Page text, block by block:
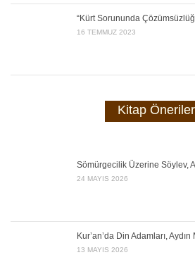
“Kürt Sorununda
16 TEMMUZ 2023
Kitap
Sömürgecilik Üzerine Söylev,
24 MAYIS 2026
Kur’an’da Din Adamları,
13 MAYIS 2026